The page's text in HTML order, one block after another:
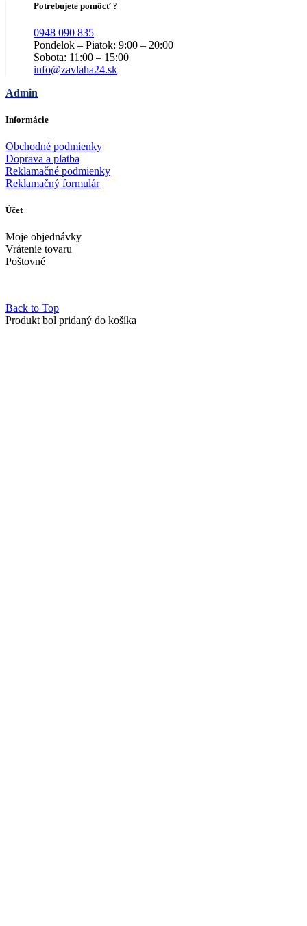
Potrebujete pomôcť ?
0948 090 835
Pondelok – Piatok: 9:00 – 20:00
Sobota: 11:00 – 15:00
info@zavlaha24.sk
Admin
Informácie
Obchodné podmienky
Doprava a platba
Reklamačné podmienky
Reklamačný formulár
Účet
Moje objednávky
Vrátenie tovaru
Poštovné
Back to Top
Produkt bol pridaný do košíka